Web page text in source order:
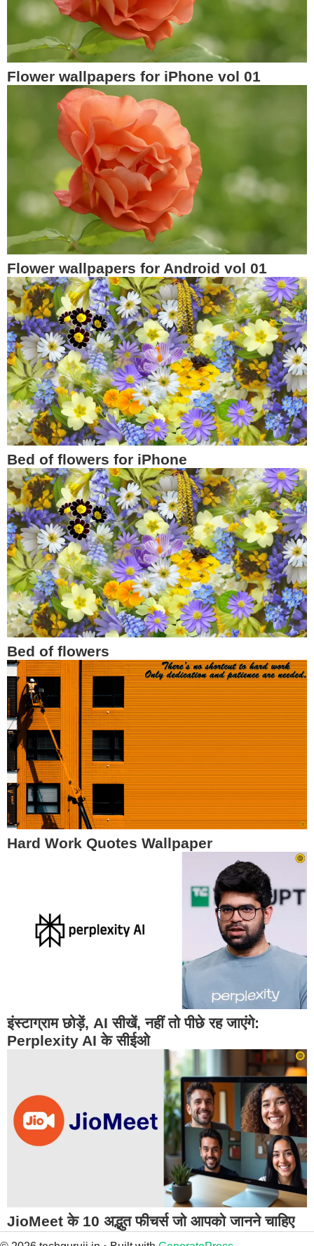
Flower wallpapers for iPhone vol 01
Flower wallpapers for Android vol 01
Bed of flowers for iPhone
Bed of flowers
Hard Work Quotes Wallpaper
इंस्टाग्राम छोड़ें, AI सीखें, नहीं तो पीछे रह जाएंगे:
Perplexity AI के सीईओ
JioMeet के 10 अद्भुत फीचर्स जो आपको जानने चाहिए